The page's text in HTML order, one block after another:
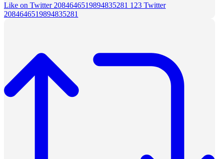
Like on Twitter 2084646519894835281 123 Twitter
2084646519894835281